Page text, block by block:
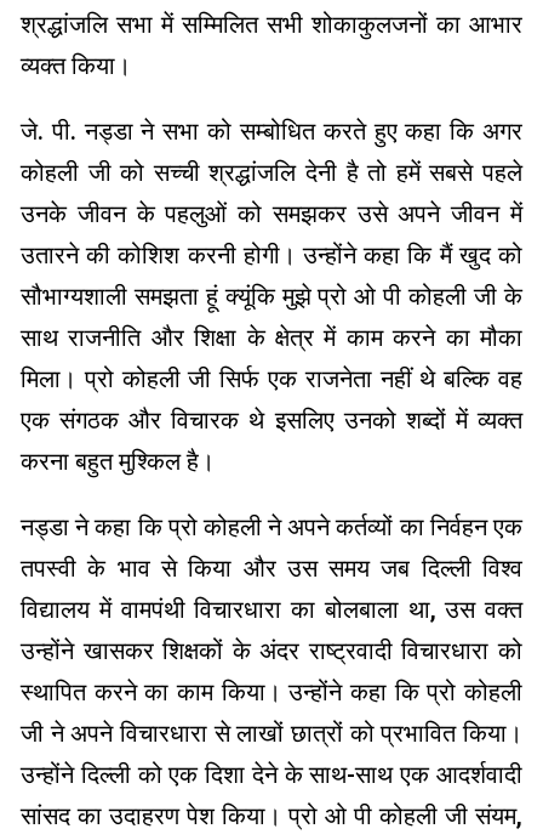
श्रद्धांजलि सभा में सम्मिलित सभी शोकाकुलजनों का आभार
व्यक्त किया।
जे. पी. नड्डा ने सभा को सम्बोधित करते हुए कहा कि अगर
कोहली जी को सच्ची श्रद्धांजलि देनी है तो हमें सबसे पहले
उनके जीवन के पहलुओं को समझकर उसे अपने जीवन में
उतारने की कोशिश करनी होगी। उन्होंने कहा कि मैं खुद को
सौभाग्यशाली समझता हूं क्यूंकि मुझे प्रो ओ पी कोहली जी के
साथ राजनीति और शिक्षा के क्षेत्र में काम करने का मौका
मिला। प्रो कोहली जी सिर्फ एक राजनेता नहीं थे बल्कि वह
एक संगठक और विचारक थे इसलिए उनको शब्दों में व्यक्त
करना बहुत मुश्किल है।
नड्डा ने कहा कि प्रो कोहली ने अपने कर्तव्यों का निर्वहन एक
तपस्वी के भाव से किया और उस समय जब दिल्ली विश्व
विद्यालय में वामपंथी विचारधारा का बोलबाला था, उस वक्त
उन्होंने खासकर शिक्षकों के अंदर राष्ट्रवादी विचारधारा को
स्थापित करने का काम किया। उन्होंने कहा कि प्रो कोहली
जी ने अपने विचारधारा से लाखों छात्रों को प्रभावित किया।
उन्होंने दिल्ली को एक दिशा देने के साथ-साथ एक आदर्शवादी
सांसद का उदाहरण पेश किया। प्रो ओ पी कोहली जी संयम,